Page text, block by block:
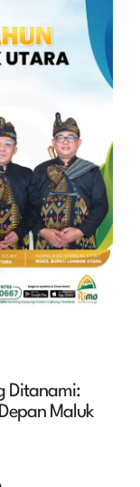
Ditanami:
Maluk